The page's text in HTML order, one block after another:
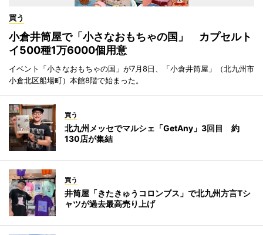
買う
小倉井筒屋で「小さなおもちゃの国」 カプセルト
イ500種1万6000個用意
イベント「小さなおもちゃの国」が7月8日、「小倉井筒屋」（北九州市
小倉北区船場町）本館8階で始まった。
買う
北九州メッセでマルシェ「GetAny」3回目 約
130店が集結
買う
井筒屋「きたきゅうコロンブス」で北九州方言Tシ
ャツが過去最高売り上げ